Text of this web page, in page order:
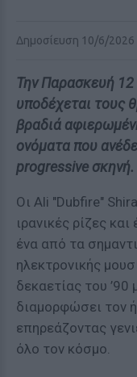
Δημοσίευση 10/6/2026
Την Παρασκευή 12
υποδέχεται τους
βραδιά
ονόματα που
progressive σκηνή.
Οι Ali "Dubfire"
ιρανικές ρίζες
ένα από τα
ηλεκτρονικής
δεκαετίας του ’90
διαμορφώσει τον
επηρεάζοντας
όλο τον κόσμο.